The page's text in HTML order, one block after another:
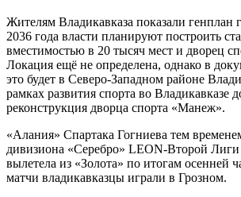
Жителям Владикавказа показали генплан
2036 года власти планируют построить
вместимостью в 20 тысяч мест и дворец
Локация ещё не определена, однако в
это будет в Северо-Западном районе
рамках развития спорта во Владикавказе
реконструкция дворца спорта «Манеж».
«Алания» Спартака Гогниева тем
дивизиона «Серебро» LEON-Второй
вылетела из «Золота» по итогам осенней
матчи владикавказцы играли в Грозном.